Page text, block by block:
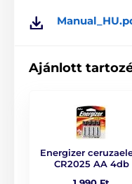
Ajánlott
Energizer
CR2025 AA 4db